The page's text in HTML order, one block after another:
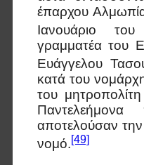
έπαρχου
Ιανουάριο
γραμματέα του
Ευάγγελου
κατά του
του
αποτελούσαν
νομό. [49]